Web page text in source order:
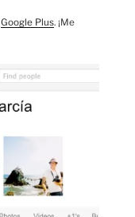
Google Plus. ¡Me